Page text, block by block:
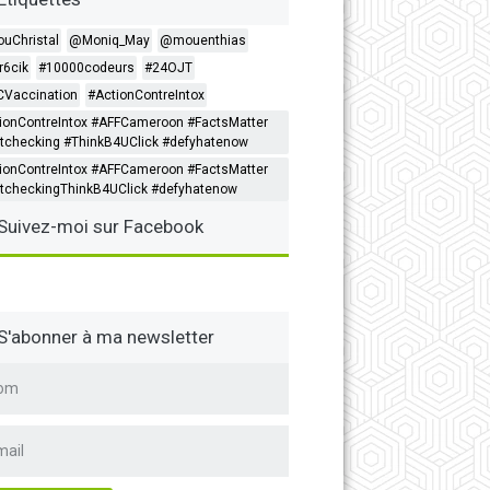
@Moniq_May
@mouenthias
#10000codeurs
#24OJT
#ActionContreIntox
#AFFCameroon #FactsMatter
#ThinkB4UClick #defyhatenow
#AFFCameroon #FactsMatter
#defyhatenow
moi sur Facebook
à ma newsletter